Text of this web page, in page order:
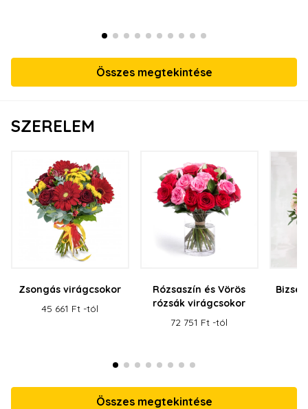
Összes megtekintése
SZERELEM
Zsongás virágcsokor
45 661 Ft -tól
Rózsaszín és Vörös
rózsák virágcsokor
72 751 Ft -tól
Összes megtekintése